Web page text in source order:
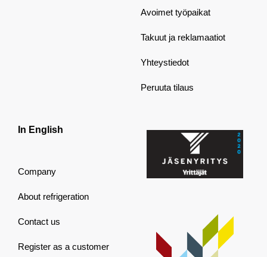
Avoimet työpaikat
Takuut ja reklamaatiot
Yhteystiedot
Peruuta tilaus
In English
Company
About refrigeration
Contact us
Register as a customer